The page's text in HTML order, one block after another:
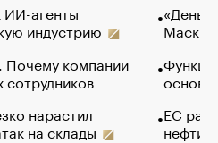
ИИ-агенты
индустрию
Почему компании
сотрудников
нарастил
на склады
Маск в
основ
ЕС
нефти